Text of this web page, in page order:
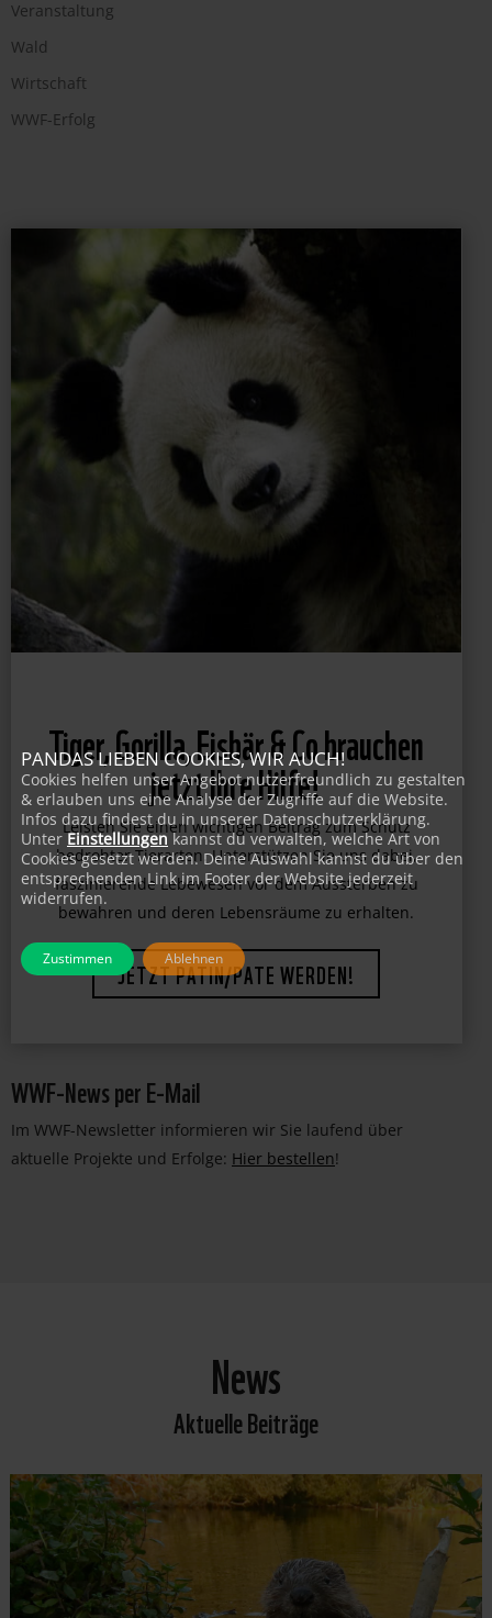
Veranstaltung
Wald
Wirtschaft
WWF-Erfolg
Tiger, Gorilla, Eisbär & Co brauchen
jetzt Ihre Hilfe!
Leisten Sie einen wichtigen Beitrag zum Schutz
bedrohter Tierarten. Unterstützen Sie uns dabei,
faszinierende Lebewesen vor dem Aussterben zu
bewahren und deren Lebensräume zu erhalten.
JETZT PATIN/PATE WERDEN!
WWF-News per E-Mail
Im WWF-Newsletter informieren wir Sie laufend über
aktuelle Projekte und Erfolge: Hier bestellen!
News
Aktuelle Beiträge
PANDAS LIEBEN COOKIES, WIR AUCH!
Cookies helfen unser Angebot nutzerfreundlich zu gestalten
& erlauben uns eine Analyse der Zugriffe auf die Website.
Infos dazu findest du in unserer Datenschutzerklärung.
UnterEinstellungen kannst du verwalten, welche Art von
Cookies gesetzt werden. Deine Auswahl kannst du über den
entsprechenden Link im Footer der Website jederzeit
widerrufen.
Zustimmen Ablehnen